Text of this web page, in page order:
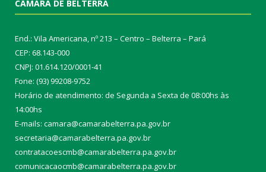
CÂMARA DE BELTERRA
End.: Vila Americana, nº 213 – Centro – Belterra – Pará
CEP: 68.143-000
CNPJ: 01.614.120/0001-41
Fone: (93) 99208-9752
Horário de atendimento: de Segunda a Sexta de 08:00hs às
14:00hs
E-mails: camara@camarabelterra.pa.gov.br
secretaria@camarabelterra.pa.gov.br
contratacoescmb@camarabelterra.pa.gov.br
comunicacaocmb@camarabelterra.pa.gov.br